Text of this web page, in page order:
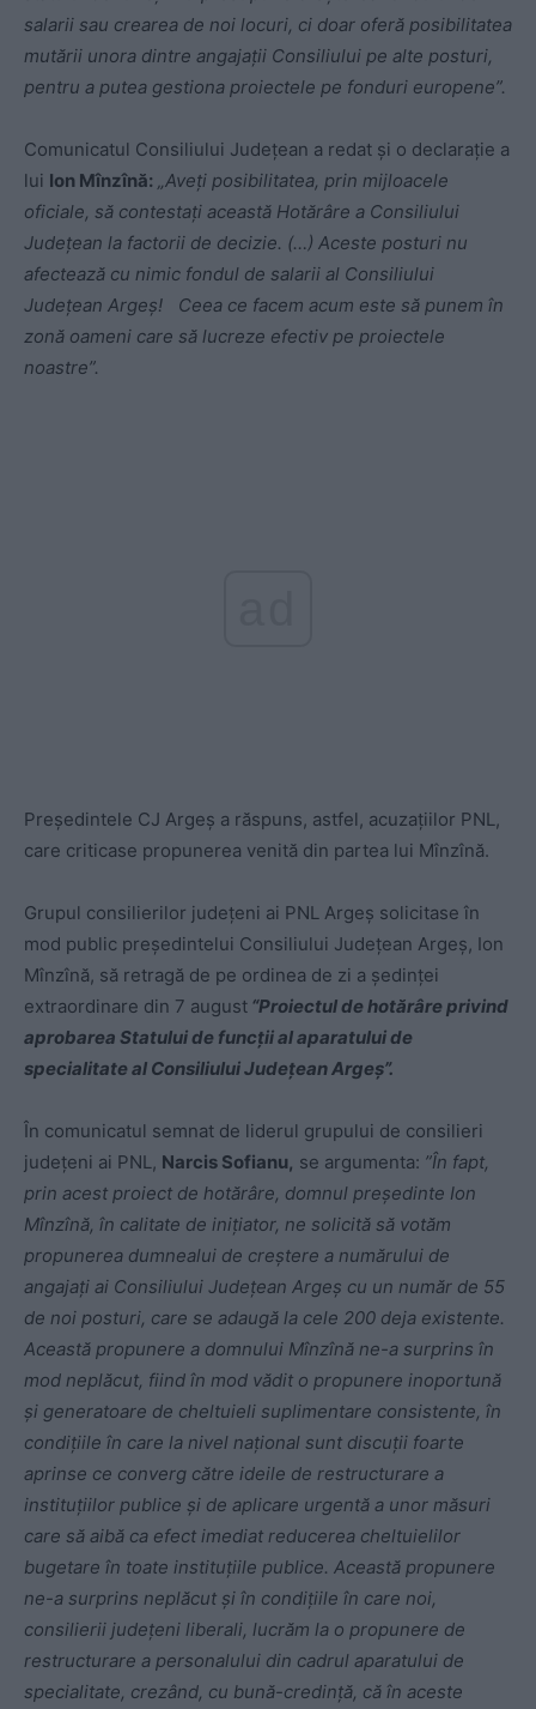
salarii sau crearea de noi locuri, ci doar oferă posibilitatea
mutării unora dintre angajaţii Consiliului pe alte posturi,
pentru a putea gestiona proiectele pe fonduri europene”.
Comunicatul Consiliului Judeţean a redat și o declarație a
lui Ion Mînzînă: „Aveţi posibilitatea, prin mijloacele
oficiale, să contestaţi această Hotărâre a Consiliului
Judeţean la factorii de decizie. (…) Aceste posturi nu
afectează cu nimic fondul de salarii al Consiliului
Judeţean Argeş! Ceea ce facem acum este să punem în
zonă oameni care să lucreze efectiv pe proiectele
noastre”.
Preşedintele CJ Argeş a răspuns, astfel, acuzaţiilor PNL,
care criticase propunerea venită din partea lui Mînzînă.
Grupul consilierilor judeţeni ai PNL Argeş solicitase în
mod public preşedintelui Consiliului Judeţean Argeş, Ion
Mînzînă, să retragă de pe ordinea de zi a şedinţei
extraordinare din 7 august “Proiectul de hotărâre privind
aprobarea Statului de funcţii al aparatului de
specialitate al Consiliului Judeţean Argeş”.
În comunicatul semnat de liderul grupului de consilieri
judeţeni ai PNL, Narcis Sofianu, se argumenta: ”În fapt,
prin acest proiect de hotărâre, domnul preşedinte Ion
Mînzînă, în calitate de iniţiator, ne solicită să votăm
propunerea dumnealui de creştere a numărului de
angajaţi ai Consiliului Judeţean Argeş cu un număr de 55
de noi posturi, care se adaugă la cele 200 deja existente.
Această propunere a domnului Mînzînă ne-a surprins în
mod neplăcut, fiind în mod vădit o propunere inoportună
şi generatoare de cheltuieli suplimentare consistente, în
condiţiile în care la nivel naţional sunt discuţii foarte
aprinse ce converg către ideile de restructurare a
instituţiilor publice şi de aplicare urgentă a unor măsuri
care să aibă ca efect imediat reducerea cheltuielilor
bugetare în toate instituţiile publice. Această propunere
ne-a surprins neplăcut şi în condiţiile în care noi,
consilierii judeţeni liberali, lucrăm la o propunere de
restructurare a personalului din cadrul aparatului de
specialitate, crezând, cu bună-credinţă, că în aceste